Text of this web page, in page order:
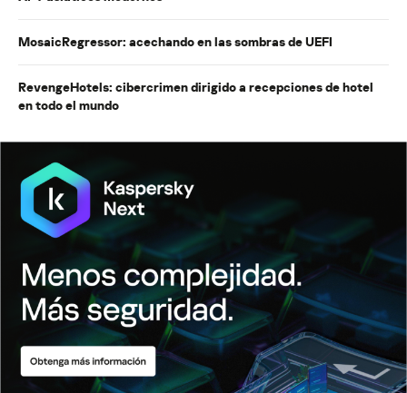
MosaicRegressor: acechando en las sombras de UEFI
RevengeHotels: cibercrimen dirigido a recepciones de hotel
en todo el mundo